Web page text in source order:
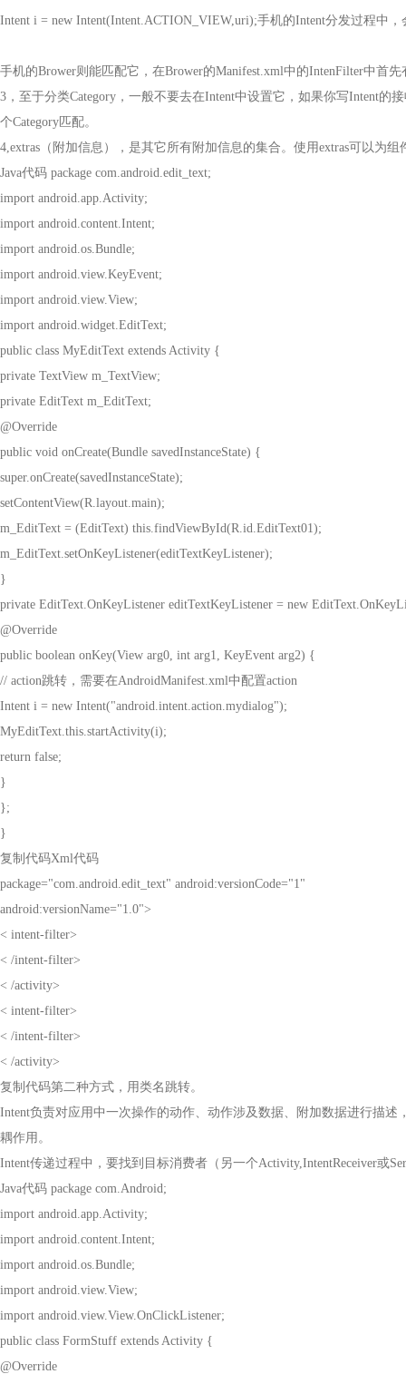
Intent i = new Intent(Intent.ACTION_VIEW,uri);手机的Intent分发过程中，
手机的Brower则能匹配它，在Brower的Manifest.xml中的IntenFilter中首先
3 ，至于分类Category ，一般不要去在Intent中设置它，如果你写Intent的
个Category匹配。
4,extras （附加信息），是其它所有附加信息的集合。使用extras可以为组
Java代码 package com.android.edit_text;
import android.app.Activity;
import android.content.Intent;
import android.os.Bundle;
import android.view.KeyEvent;
import android.view.View;
import android.widget.EditText;
public class MyEditText extends Activity {
private TextView m_TextView;
private EditText m_EditText;
@Override
public void onCreate(Bundle savedInstanceState) {
super.onCreate(savedInstanceState);
setContentView(R.layout.main);
m_EditText = (EditText) this.findViewById(R.id.EditText01);
m_EditText.setOnKeyListener(editTextKeyListener);
}
private EditText.OnKeyListener editTextKeyListener = new
@Override
public boolean onKey(View arg0, int arg1, KeyEvent arg2) {
// action跳转，需要在AndroidManifest.xml中配置action
Intent i = new Intent("android.intent.action.mydialog");
MyEditText.this.startActivity(i);
return false;
}
};
}
复制代码Xml代码
package="com.android.edit_text" android:versionCode="1"
android:versionName="1.0">
< intent-filter>
< /intent-filter>
< /activity>
< intent-filter>
< /intent-filter>
< /activity>
复制代码第二种方式，用类名跳转。
Intent负责对应用中一次操作的动作、动作涉及数据、附加数据进行描述
耦作用。
Intent传递过程中，要找到目标消费者（另一个Activity,IntentReceiver或
Java代码 package com.Android;
import android.app.Activity;
import android.content.Intent;
import android.os.Bundle;
import android.view.View;
import android.view.View.OnClickListener;
public class FormStuff extends Activity {
@Override